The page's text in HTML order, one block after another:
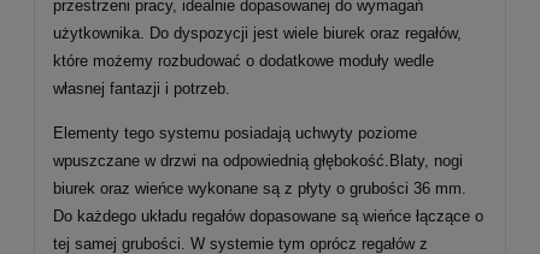
przestrzeni pracy, idealnie dopasowanej do wymagań
użytkownika. Do dyspozycji jest wiele biurek oraz regałów,
które możemy rozbudować o dodatkowe moduły wedle
własnej fantazji i potrzeb.
Elementy tego systemu posiadają uchwyty poziome
wpuszczane w drzwi na odpowiednią głębokość.Blaty, nogi
biurek oraz wieńce wykonane są z płyty o grubości 36 mm.
Do każdego układu regałów dopasowane są wieńce łączące o
tej samej grubości. W systemie tym oprócz regałów z